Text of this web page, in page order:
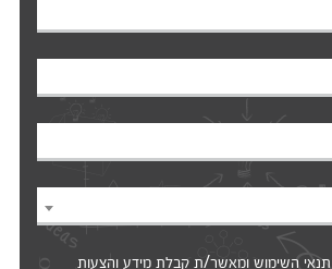
תנאי השימושומאשר/ת קבלת מידע והצעות